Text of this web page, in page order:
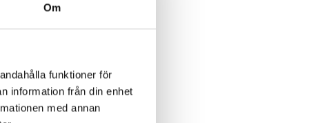
Om
funktioner för
information från din enhet
med annan
att bli
i
som är